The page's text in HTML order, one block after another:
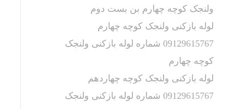
ولنجک کوچه چهارم بن بست دوم
لوله بازکنی ولنجک کوچه چهارم
09129615767 شماره لوله بازکنی ولنجک
کوچه چهارم
لوله بازکنی ولنجک کوچه چهاردهم
09129615767 شماره لوله بازکنی ولنجک